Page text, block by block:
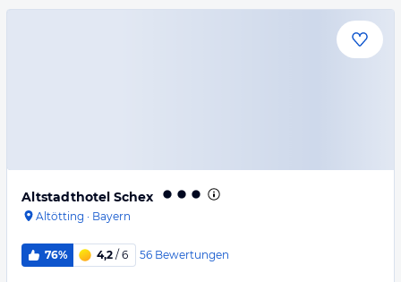
Altstadthotel Schex
Altötting · Bayern
76% 4,2 / 6 56 Bewertungen